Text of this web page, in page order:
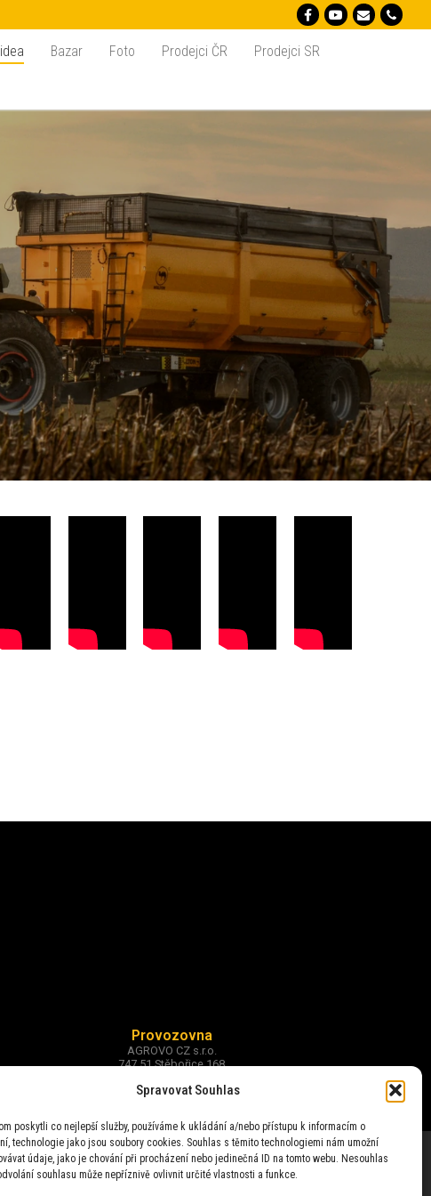
Spravovat Souhlas
poskytli co nejlepší služby, používáme k ukládání a/nebo přístupu k informacím o
technologie jako jsou soubory cookies. Souhlas s těmito technologiemi nám umožní
údaje, jako je chování při procházení nebo jedinečná ID na tomto webu. Nesouhlas
souhlasu může nepříznivě ovlivnit určité vlastnosti a funkce.
Bazar Foto Prodejci ČR Prodejci SR
Provozovna
AGROVO CZ s.r.o.
747 51 Stěbořice 168